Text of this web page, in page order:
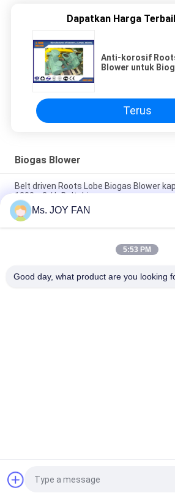
Dapatkan Harga
Anti-korosif
Blower untuk
Terus
Biogas Blower
Belt driven Roots Lobe Biogas Blower
1200m3 / h Belt driven
Akar Rotary lobe blower untuk Biogas,
mudah terbakar
Pembuang gas buang sampah bekas
Quote request
Ms. JOY FAN
5:53 PM
Good day, what product are you looking